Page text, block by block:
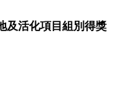
及活化項目組別得獎